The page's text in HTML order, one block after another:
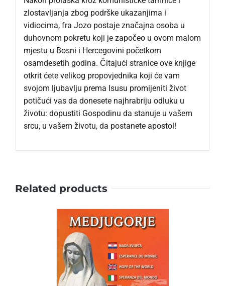
zlostavljanja zbog podrške ukazanjima i
vidiocima, fra Jozo postaje značajna osoba u
duhovnom pokretu koji je započeo u ovom malom
mjestu u Bosni i Hercegovini početkom
osamdesetih godina. Čitajući stranice ove knjige
otkrit ćete velikog propovjednika koji će vam
svojom ljubavlju prema Isusu promijeniti život
potičući vas da donesete najhrabriju odluku u
životu: dopustiti Gospodinu da stanuje u vašem
srcu, u vašem životu, da postanete apostol!
Related products